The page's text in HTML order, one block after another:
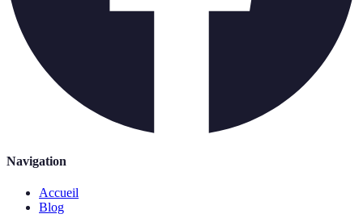
Navigation
Accueil
Blog